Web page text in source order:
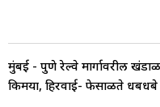
मुंबई - पुणे रेल्वे मार्गावरील
किमया, हिरवाई- फेसाळते धबधबे